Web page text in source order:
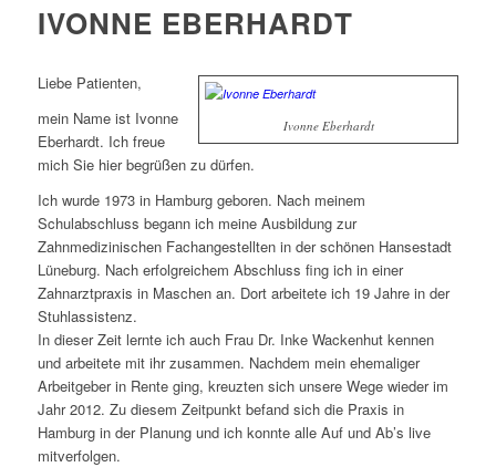
IVONNE EBERHARDT
Ivonne Eberhardt
Liebe Patienten,
mein Name ist Ivonne
Eberhardt. Ich freue
mich Sie hier begrüßen zu dürfen.
Ich wurde 1973 in Hamburg geboren. Nach meinem
Schulabschluss begann ich meine Ausbildung zur
Zahnmedizinischen Fachangestellten in der schönen Hansestadt
Lüneburg. Nach erfolgreichem Abschluss fing ich in einer
Zahnarztpraxis in Maschen an. Dort arbeitete ich 19 Jahre in der
Stuhlassistenz.
In dieser Zeit lernte ich auch Frau Dr. Inke Wackenhut kennen
und arbeitete mit ihr zusammen. Nachdem mein ehemaliger
Arbeitgeber in Rente ging, kreuzten sich unsere Wege wieder im
Jahr 2012. Zu diesem Zeitpunkt befand sich die Praxis in
Hamburg in der Planung und ich konnte alle Auf und Ab’s live
mitverfolgen.